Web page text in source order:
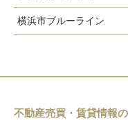
南太田
横浜市ブルーライン
蒔田
弘明寺
不動産売買・賃貸情報